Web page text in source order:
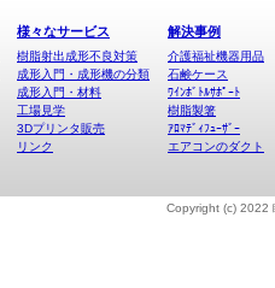
様々なサービス
樹脂射出成形不良対策
成形入門・成形機の分類
成形入門・材料
工場見学
3Dプリンタ販売
リンク
解決事例
介護福祉機器用品
石鹸ケース
ﾜｲﾝﾎﾞﾄﾙｻﾎﾟｰﾄ
樹脂製箸
ｱﾛﾏﾃﾞｨﾌｭｰｻﾞｰ
エアコンのダクト
Copyright (c)